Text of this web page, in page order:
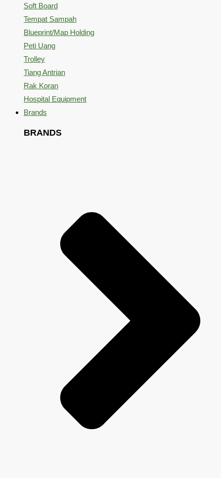
Soft Board
Tempat Sampah
Blueprint/Map Holding
Peti Uang
Trolley
Tiang Antrian
Rak Koran
Hospital Equipment
Brands
BRANDS